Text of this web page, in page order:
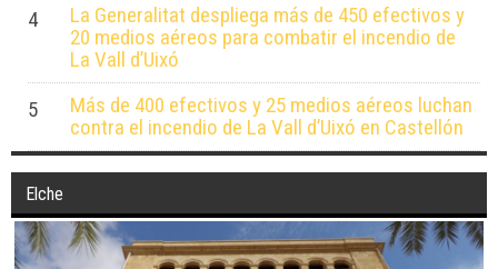
4
La Generalitat despliega más de 450 efectivos y
20 medios aéreos para combatir el incendio de
La Vall d’Uixó
5
Más de 400 efectivos y 25 medios aéreos luchan
contra el incendio de La Vall d’Uixó en Castellón
Elche